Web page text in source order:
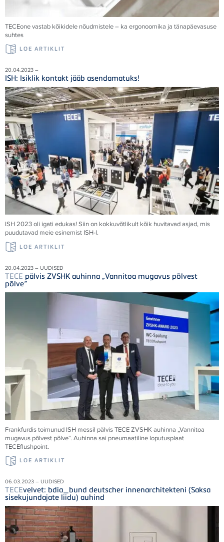
TECEone vastab kõikidele nõudmistele – ka ergonoomika ja tänapäevasuse
suhtes
LOE ARTIKLIT
20.04.2023 –
ISH: Isiklik kontakt jääb asendamatuks!
ISH 2023 oli igati edukas! Siin on kokkuvõtlikult kõik huvitavad asjad, mis
puudutavad meie esinemist ISH-l.
LOE ARTIKLIT
20.04.2023 – UUDISED
TECE pälvis ZVSHK auhinna „Vannitoa mugavus põlvest
põlve“
Frankfurdis toimunud ISH messil pälvisTECEZVSHK auhinna „Vannitoa
mugavus põlvest põlve“. Auhinna sai pneumaatiline loputusplaat
TECEflushpoint.
LOE ARTIKLIT
06.03.2023 – UUDISED
TECEvelvet: bdia_bund deutscher innenarchitekteni (Saksa
sisekujundajate liidu) auhind